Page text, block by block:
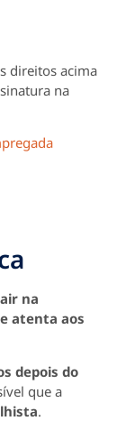
direitos acima
na
na
atenta aos
depois do
que a
.